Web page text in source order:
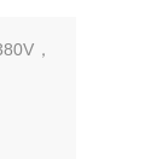
，